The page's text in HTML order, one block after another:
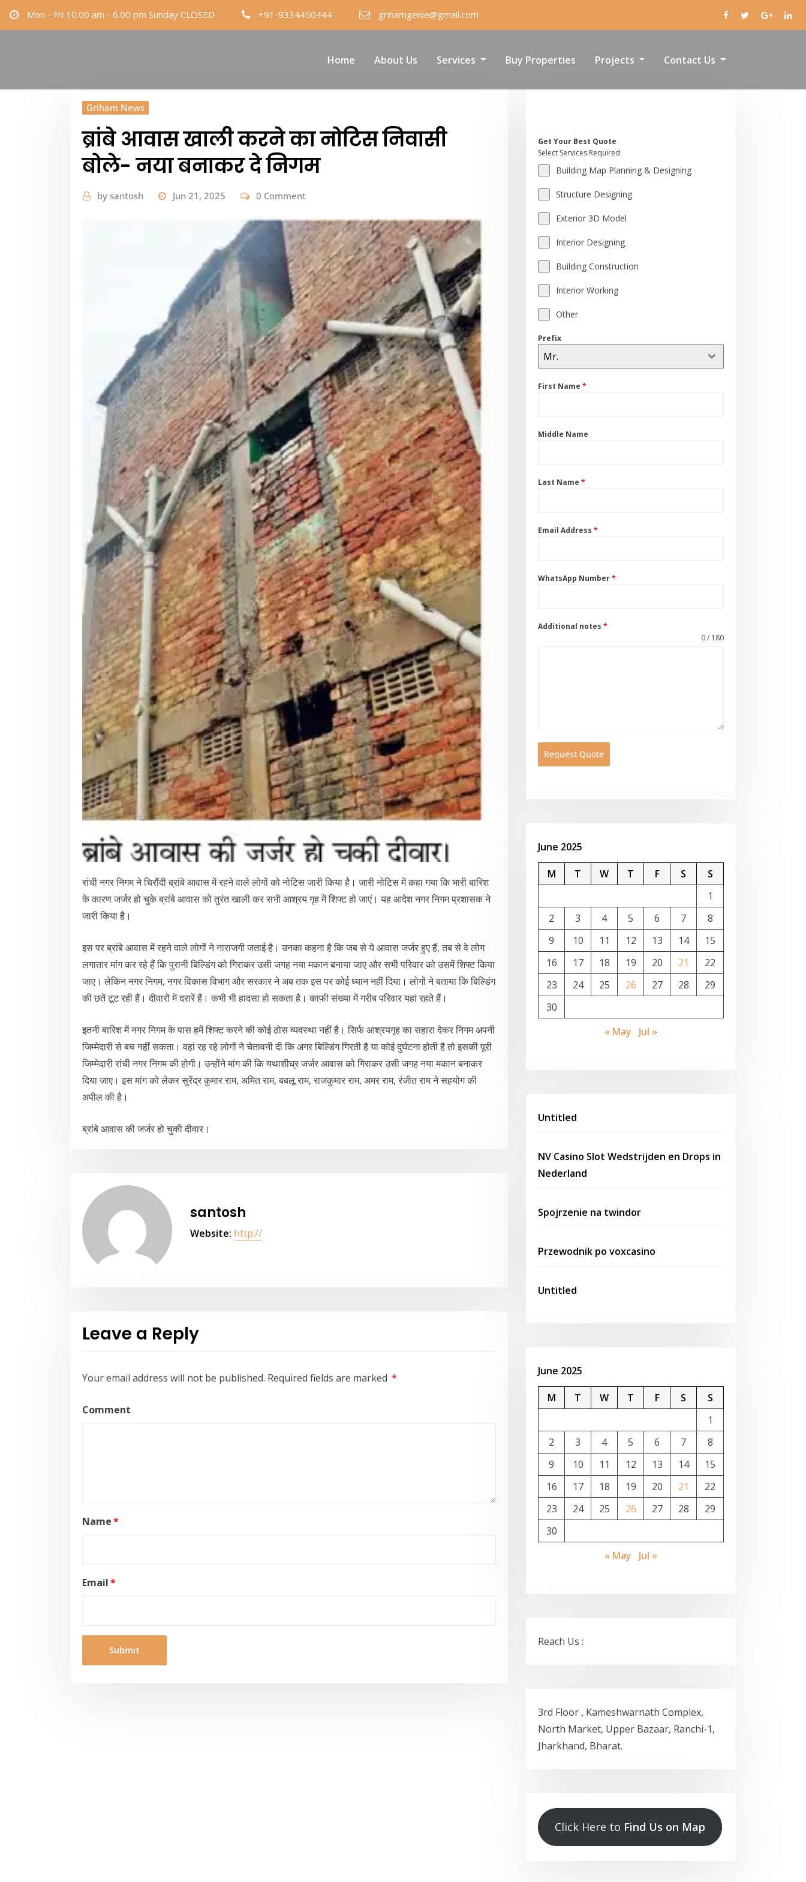
Skip
Mon - Fri 10.00 am - 6.00 pm Sunday CLOSED +91-9334450444 grihamgenie@gmail.com
Home About Us Services Buy Properties Projects Contact Us
Griham News
ब्रांबे आवास खाली करने का नोटिस निवासी
बोले- नया बनाकर दे निगम
by santosh Jun 21, 2025 0 Comment
रांची नगर निगम ने चिरौंदी ब्रांबे आवास में रहने वाले लोगों को नोटिस जारी किया है। जारी नोटिस में कहा गया कि भारी बारिश
के कारण जर्जर हो चुके ब्रांबे आवास को तुरंत खाली कर सभी आश्रय गृह में शिफ्ट हो जाएं। यह आदेश नगर निगम प्रशासक ने
जारी किया है।
इस पर ब्रांबे आवास में रहने वाले लोगों ने नाराजगी जताई है। उनका कहना है कि जब से ये आवास जर्जर हुए हैं, तब से वे लोग
लगातार मांग कर रहे हैं कि पुरानी बिल्डिंग को गिराकर उसी जगह नया मकान बनाया जाए और सभी परिवार को उसमें शिफ्ट किया
जाए। लेकिन नगर निगम, नगर विकास विभाग और सरकार ने अब तक इस पर कोई ध्यान नहीं दिया। लोगों ने बताया कि बिल्डिंग
की छतें टूट रही हैं। दीवारों में दरारें हैं। कभी भी हादसा हो सकता है। काफी संख्या में गरीब परिवार यहां रहते हैं।
इतनी बारिश में नगर निगम के पास हमें शिफ्ट करने की कोई ठोस व्यवस्था नहीं है। सिर्फ आश्रयगृह का सहारा देकर निगम अपनी
जिम्मेदारी से बच नहीं सकता। वहां रह रहे लोगों ने चेतावनी दी कि अगर बिल्डिंग गिरती है या कोई दुर्घटना होती है तो इसकी पूरी
जिम्मेदारी रांची नगर निगम की होगी। उन्होंने मांग की कि यथाशीघ्र जर्जर आवास को गिराकर उसी जगह नया मकान बनाकर
दिया जाए। इस मांग को लेकर सुरेंद्र कुमार राम, अमित राम, बबलू राम, राजकुमार राम, अमर राम, रंजीत राम ने सहयोग की
अपील की है।
ब्रांबे आवास की जर्जर हो चुकी दीवार।
santosh
Website: http://
Leave a Reply
Your email address will not be published. Required fields are marked *
Comment
Name*
Email*
Get Your Best Quote
Select Services Required
Building Map Planning & Designing
Structure Designing
Exterior 3D Model
Interior Designing
Building Construction
Interior Working
Other
Prefix
Mr.
First Name *
Middle Name
Last Name *
Email Address *
WhatsApp Number*
Additional notes *
0 / 180
Request Quote
June 2025
M T W T F S
S
1
2
3 4 5 6 7
8
9
10 11 12 13 14
15
16
17 18 19 20 21
22
23
24 25 26 27 28
29
30
« May
Jul »
Untitled
NV Casino Slot Wedstrijden en Drops in
Nederland
Spojrzenie na twindor
Przewodnik po voxcasino
Untitled
June 2025
M T W T F S
S
1
2
3 4 5 6 7
8
9
10 11 12 13 14
15
16
17 18 19 20 21
22
23
24 25 26 27 28
29
30
« May
Jul »
Reach Us :
3rd Floor , Kameshwarnath Complex,
North Market, Upper Bazaar, Ranchi-1,
Jharkhand, Bharat.
Click Here to Find Us on Map